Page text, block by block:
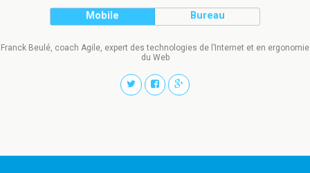
Mobile Bureau
Franck Beulé, coach Agile, expert des technologies de l’Internet et en ergonomie
du Web